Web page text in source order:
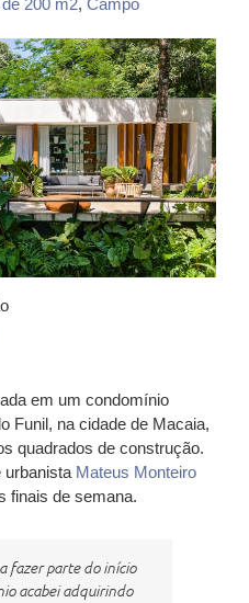
200 m2, Campo
em um condomínio
Funil, na cidade de Macaia,
quadrados de construção.
urbanista Mateus Monteiro
finais de semana.
fazer parte do início
acabei adquirindo